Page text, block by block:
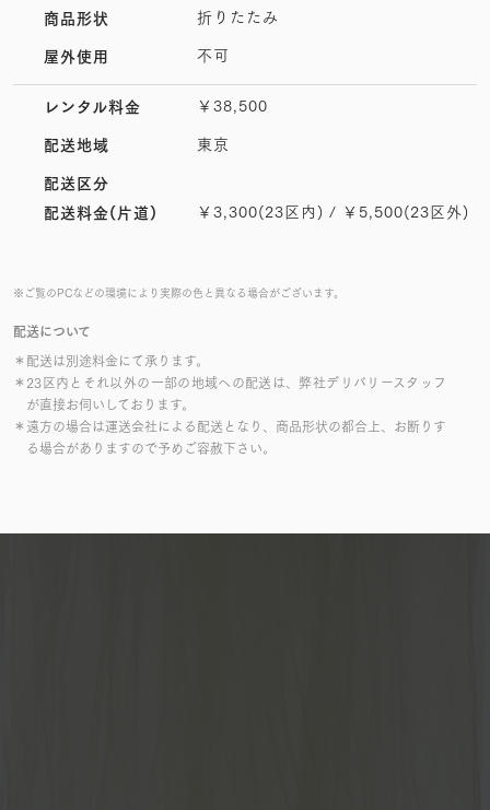
※ご覧のPCなどの環境により実際の色と異なる場合がございます。
配送について
＊配送は別途料金にて承ります。
＊23区内とそれ以外の一部の地域への配送は、弊社デリバリースタッフ
が直接お伺いしております。
＊遠方の場合は運送会社による配送となり、商品形状の都合上、お断りす
る場合がありますので予めご容赦下さい。
商品形状 折りたたみ
屋外使用 不可
レンタル料金 ￥38,500
配送地域 東京
配送区分
配送料金(片道)
￥3,300(23区内) / ￥5,500(23区外)